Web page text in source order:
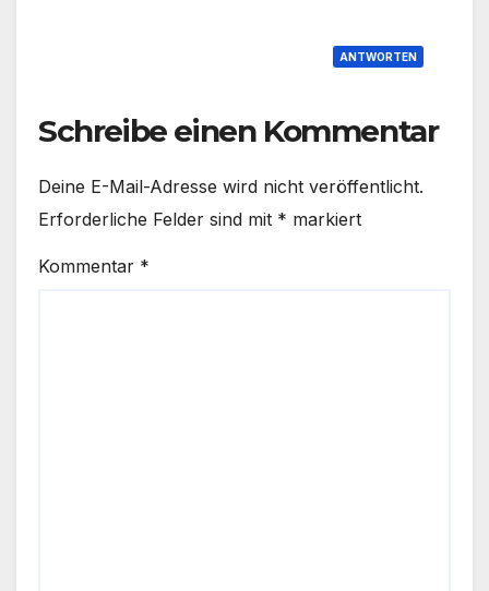
ANTWORTEN
Schreibe einen Kommentar
Deine E-Mail-Adresse wird nicht veröffentlicht.
Erforderliche Felder sind mit * markiert
Kommentar *